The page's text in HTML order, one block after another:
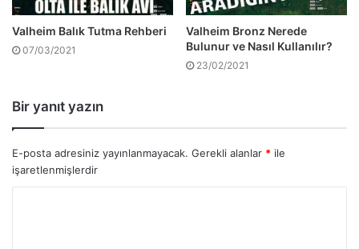
Valheim Balık Tutma Rehberi
07/03/2021
Valheim Bronz Nerede
Bulunur ve Nasıl Kullanılır?
23/02/2021
Bir yanıt yazın
E-posta adresiniz yayınlanmayacak. Gerekli alanlar * ile
işaretlenmişlerdir